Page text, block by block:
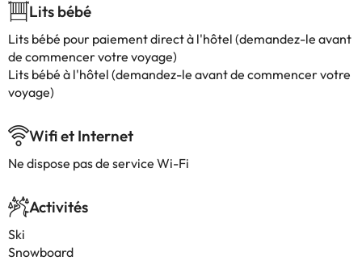
Lits bébé
Lits bébé pour paiement direct à l'hôtel (demandez-le avant
de commencer votre voyage)
Lits bébé à l'hôtel (demandez-le avant de commencer votre
voyage)
Wifi et Internet
Ne dispose pas de service Wi-Fi
Activités
Ski
Snowboard